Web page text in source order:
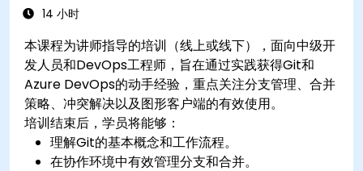
14 小时
本课程为讲师指导的培训（线上或线下），面向中级开
发人员和DevOps工程师，旨在通过实践获得Git和
Azure DevOps的动手经验，重点关注分支管理、合并
策略、冲突解决以及图形客户端的有效使用。
培训结束后，学员将能够：
理解Git的基本概念和工作流程。
在协作环境中有效管理分支和合并。